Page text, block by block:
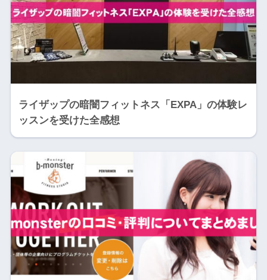
ライザップの暗闇フィットネス「EXPA」の体験レ
ッスンを受けた全感想